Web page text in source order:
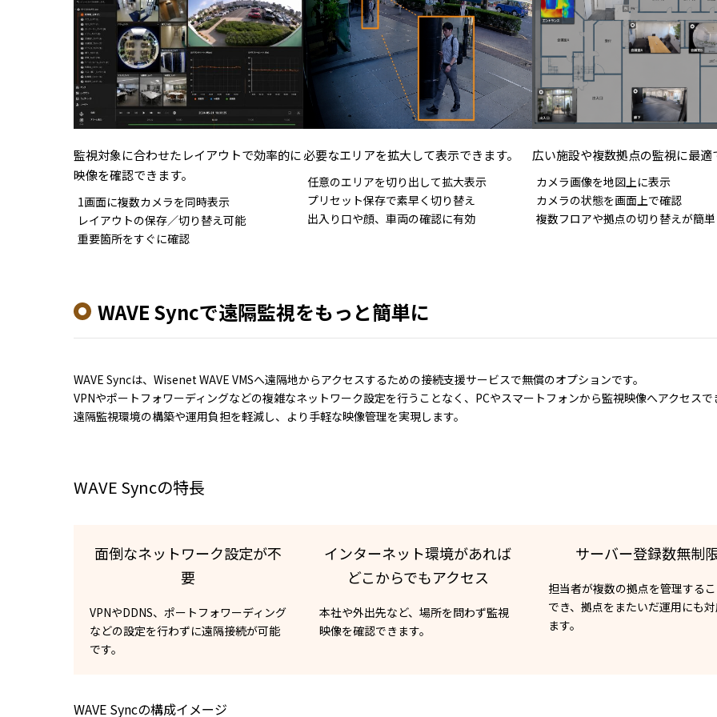
監視対象に合わせたレイアウトで効率的に
映像を確認できます。
1画面に複数カメラを同時表示
レイアウトの保存／切り替え可能
重要箇所をすぐに確認
必要なエリアを拡大して表示できます。
任意のエリアを切り出して拡大表示
プリセット保存で素早く切り替え
出入り口や顔、車両の確認に有効
広い施設や複数拠点の監視に最適
カメラ画像を地図上に表示
カメラの状態を画面上で確認
複数フロアや拠点の切り替えが簡単
WAVE Syncで遠隔監視をもっと簡単に
WAVE Syncは、Wisenet WAVE VMSへ遠隔地からアクセスするための接続支援サービスで無償のオプションです。
VPNやポートフォワーディングなどの複雑なネットワーク設定を行うことなく、PCやスマートフォンから監視映像へアクセスで
遠隔監視環境の構築や運用負担を軽減し、より手軽な映像管理を実現します。
WAVE Syncの特長
面倒なネットワーク設定が不
要
VPNやDDNS、ポートフォワーディング
などの設定を行わずに遠隔接続が可能
です。
インターネット環境があれば
どこからでもアクセス
本社や外出先など、場所を問わず監視
映像を確認できます。
サーバー登録数無制
担当者が複数の拠点を管理する
でき、拠点をまたいだ運用にも
ます。
WAVE Syncの構成イメージ